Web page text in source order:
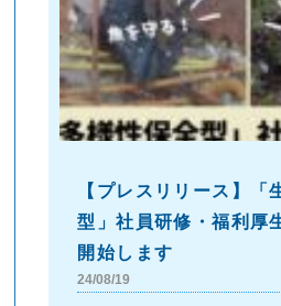
【プレスリリース】「
型」社員研修・福利厚
開始します
24/08/19